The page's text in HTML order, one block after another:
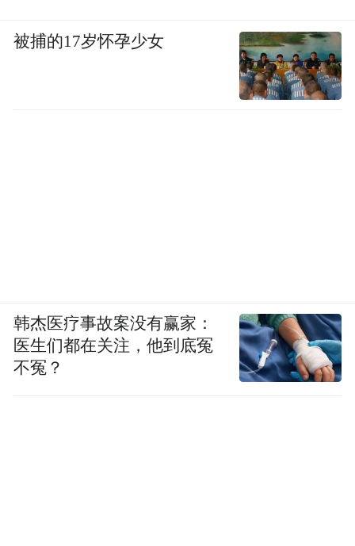
被捕的17岁怀孕少女
韩杰医疗事故案没有赢家：
医生们都在关注，他到底冤
不冤？